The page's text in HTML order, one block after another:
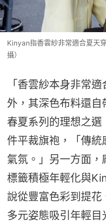
Kinyan指香雲紗非常適合夏天
攝）
「香雲紗本身非常
外，其深色布料還
春夏系列的理想之
件平裁旗袍，「傳統
氣氛。」另一方面
標籤積極年輕化與
說從豐富色彩到提花
多元姿態吸引年輕